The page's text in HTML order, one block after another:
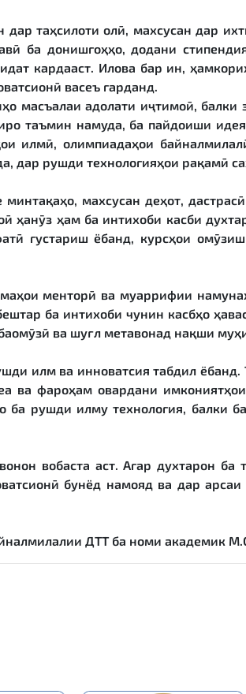
дар таҳсилоти олӣ, махсусан дар
ба донишгоҳҳо, додани
кардааст. Илова бар ин,
васеъ гарданд.
масъалаи адолати иҷтимоӣ,
таъмин намуда, ба пайдоиши
илмӣ, олимпиадаҳои
дар рушди технологияҳои рақамӣ
махсусан деҳот,
ҳанӯз ҳам ба интихоби касби
густариш ёбанд, курсҳои
менторӣ ва муаррифии
ба интихоби чунин касбҳо
ва шуғл метавонад нақши
илм ва инноватсия табдил
ва фароҳам овардани
рушди илму технология, балки
вобаста аст. Агар духтарон
бунёд намояд ва дар
ДТТ ба номи академик